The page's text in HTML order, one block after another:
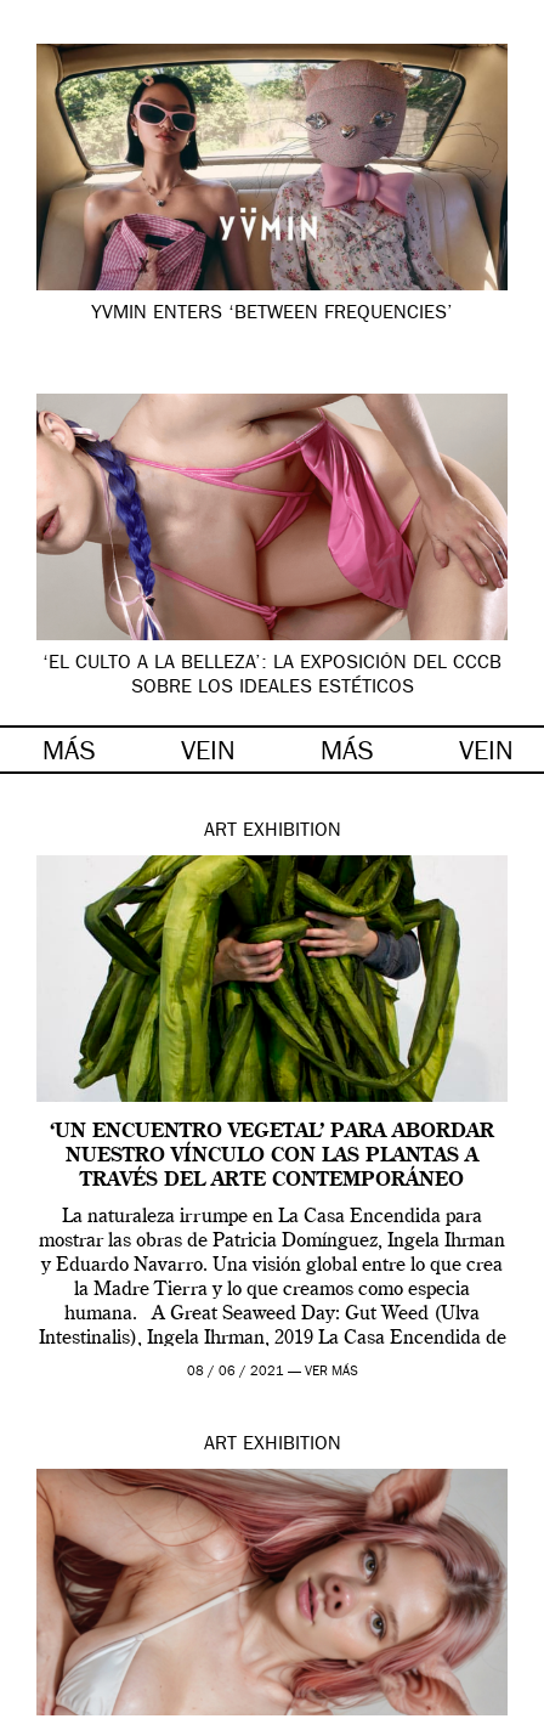
YVMIN ENTERS ‘BETWEEN FREQUENCIES’
‘EL CULTO A LA BELLEZA’: LA EXPOSICIÓN DEL CCCB
SOBRE LOS IDEALES ESTÉTICOS
MÁS VEIN MÁS VEIN
ART EXHIBITION
‘UN ENCUENTRO VEGETAL’ PARA ABORDAR
NUESTRO VÍNCULO CON LAS PLANTAS A
TRAVÉS DEL ARTE CONTEMPORÁNEO
La naturaleza irrumpe en La Casa Encendida para
mostrar las obras de Patricia Domínguez, Ingela Ihrman
y Eduardo Navarro. Una visión global entre lo que crea
la Madre Tierra y lo que creamos como especia
humana. A Great Seaweed Day: Gut Weed (Ulva
Intestinalis), Ingela Ihrman, 2019 La Casa Encendida de
Madrid y la Wellcome […]
08 / 06 / 2021 — VER MÁS
ART EXHIBITION